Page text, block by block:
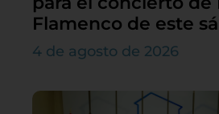
Flamenco de este
4 de agosto de 2026